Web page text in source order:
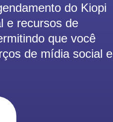
do Kiopi
e recursos de
que você
de mídia social e